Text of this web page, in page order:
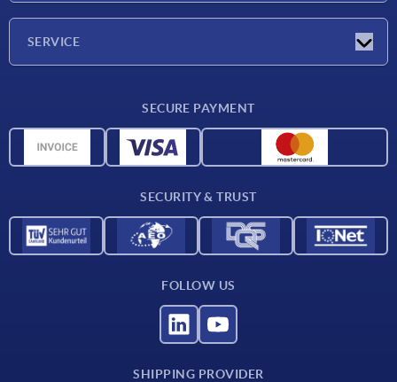
SERVICE
CAD data
SECURE PAYMENT
SECURITY & TRUST
FOLLOW US
SHIPPING PROVIDER